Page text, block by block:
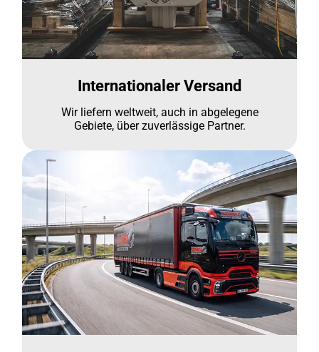
Internationaler Versand
Wir liefern weltweit, auch in abgelegene
Gebiete, über zuverlässige Partner.